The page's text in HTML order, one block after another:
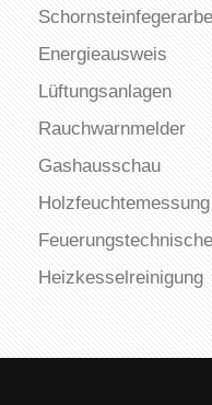
Energieausweis
Lüftungsanlagen
Rauchwarnmelder
Gashausschau
Holzfeuchtemessung
Heizkesselreinigung